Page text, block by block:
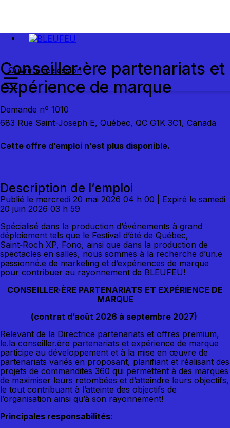
Ouvrir une session
Conseiller·ère partenariats et
expérience de marque
Demande nº 1010
683 Rue Saint-Joseph E, Québec, QC G1K 3C1, Canada
Cette offre d’emploi n’est plus disponible.
Description de l’emploi
Publié le mercredi 20 mai 2026 04 h 00 | Expiré le samedi
20 juin 2026 03 h 59
Spécialisé dans la production d’événements à grand
déploiement tels que le Festival d’été de Québec,
Saint‑Roch XP, Fono, ainsi que dans la production de
spectacles en salles, nous sommes à la recherche d’un.e
passionné.e de marketing et d’expériences de marque
pour contribuer au rayonnement de BLEUFEU!
CONSEILLER·ÈRE PARTENARIATS ET EXPÉRIENCE DE
MARQUE
(contrat d’août 2026 à septembre 2027)
Relevant de la Directrice partenariats et offres premium,
le.la conseiller.ère partenariats et expérience de marque
participe au développement et à la mise en œuvre de
partenariats variés en proposant, planifiant et réalisant des
projets de commandites 360 qui permettent à des marques
de maximiser leurs retombées et d’atteindre leurs objectifs,
le tout contribuant à l’atteinte des objectifs de
l’organisation ainsi qu’à son rayonnement!
Principales responsabilités: